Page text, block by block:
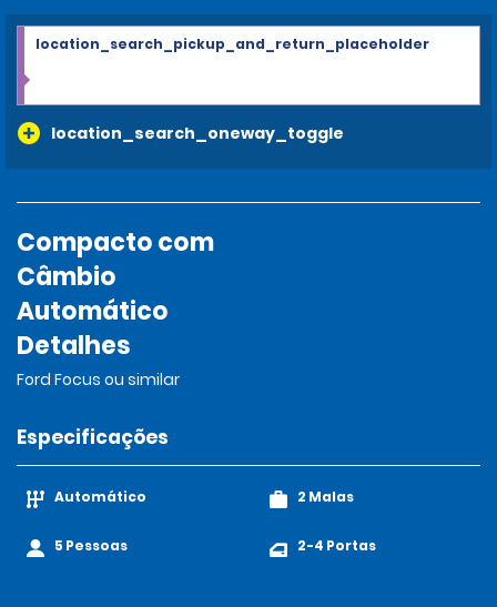
location_search_oneway_toggle
location_search_pickup_and_return_placeholder
Compacto com
Câmbio
Automático
Detalhes
Ford Focus ou similar
Especificações
Automático
5 Pessoas
2 Malas
2-4 Portas